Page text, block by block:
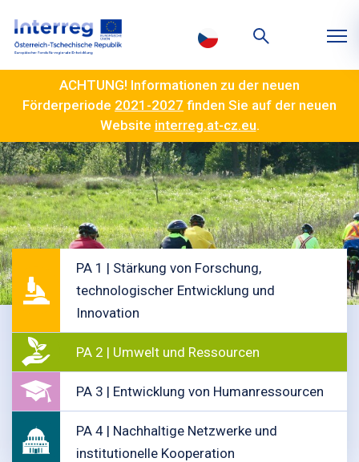
ACHTUNG! Informationen zu der neuen
Förderperiode 2021-2027 finden Sie auf der neuen
Website interreg.at-cz.eu.
PA 1 | Stärkung von Forschung,
technologischer Entwicklung und
Innovation
PA 2 | Umwelt und Ressourcen
PA 3 | Entwicklung von Humanressourcen
PA 4 | Nachhaltige Netzwerke und
institutionelle Kooperation